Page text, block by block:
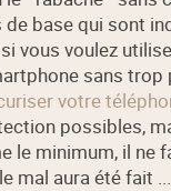
base qui sont
vous voulez
sans trop
votre
possibles,
le minimum, il ne
mal aura été fait ...